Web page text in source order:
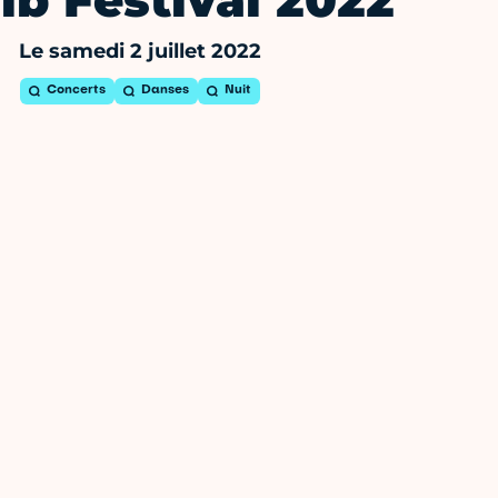
Le samedi 2 juillet 2022
Concerts Danses Nuit